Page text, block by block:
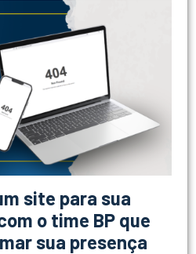
site para sua
o time BP que
sua presença